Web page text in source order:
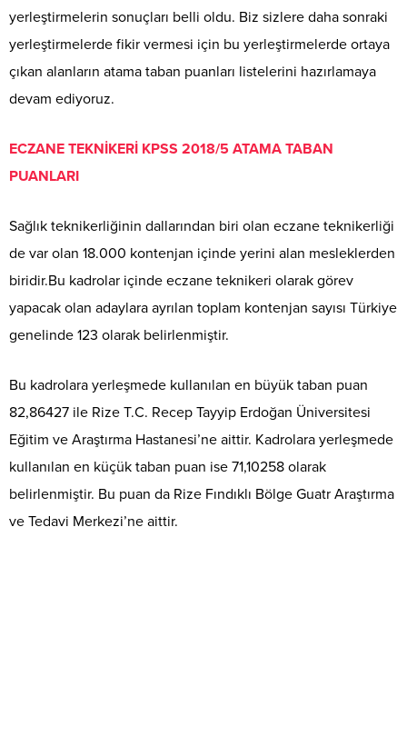
yerleştirmelerin sonuçları belli oldu. Biz sizlere daha sonraki
yerleştirmelerde fikir vermesi için bu yerleştirmelerde ortaya
çıkan alanların atama taban puanları listelerini hazırlamaya
devam ediyoruz.
ECZANE TEKNİKERİ KPSS 2018/5 ATAMA TABAN
PUANLARI
Sağlık teknikerliğinin dallarından biri olan eczane teknikerliği
de var olan 18.000 kontenjan içinde yerini alan mesleklerden
biridir.Bu kadrolar içinde eczane teknikeri olarak görev
yapacak olan adaylara ayrılan toplam kontenjan sayısı Türkiye
genelinde 123 olarak belirlenmiştir.
Bu kadrolara yerleşmede kullanılan en büyük taban puan
82,86427 ile Rize T.C. Recep Tayyip Erdoğan Üniversitesi
Eğitim ve Araştırma Hastanesi’ne aittir. Kadrolara yerleşmede
kullanılan en küçük taban puan ise 71,10258 olarak
belirlenmiştir. Bu puan da Rize Fındıklı Bölge Guatr Araştırma
ve Tedavi Merkezi’ne aittir.